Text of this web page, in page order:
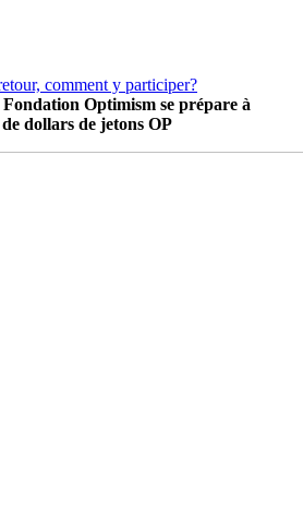
Optimism se prépare à
dollars de jetons OP